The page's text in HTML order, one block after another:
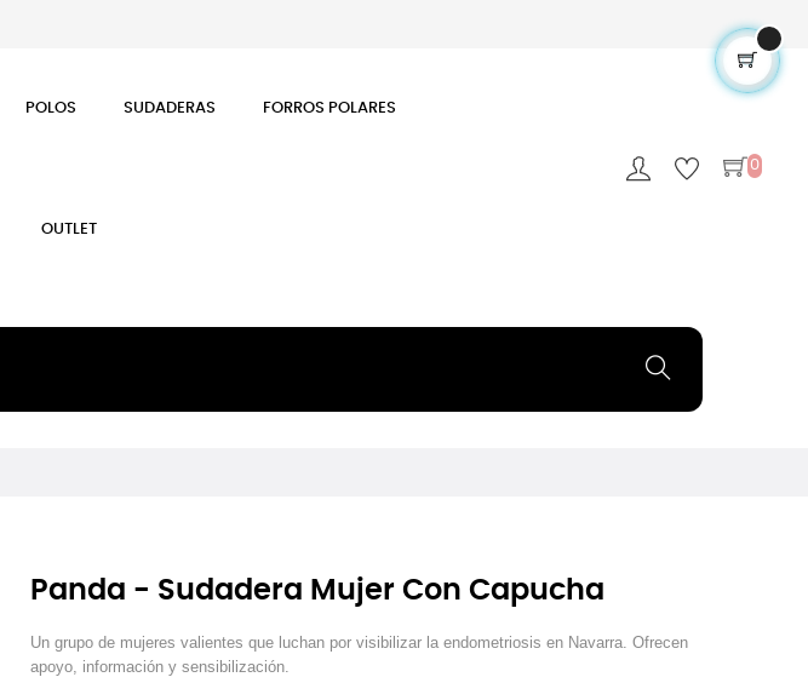
POLOS SUDADERAS FORROS POLARES
OUTLET
0
Panda - Sudadera Mujer Con Capucha
Un grupo de mujeres valientes que luchan por visibilizar la endometriosis en Navarra. Ofrecen
apoyo, información y sensibilización.